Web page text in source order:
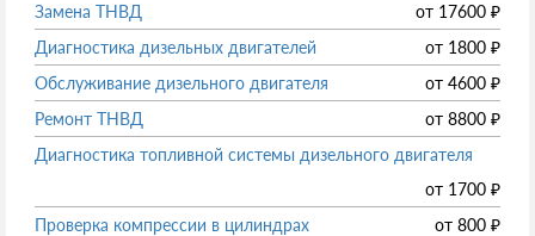
Замена ТНВД
от 17600 ₽
Диагностика дизельных двигателей
от 1800 ₽
Обслуживание дизельного двигателя
от 4600 ₽
Ремонт ТНВД
от 8800 ₽
Диагностика топливной системы дизельного двигателя
от 1700 ₽
Проверка компрессии в цилиндрах
от 800 ₽